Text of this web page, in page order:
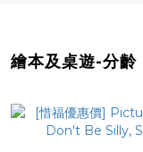
繪本及桌遊-分齡